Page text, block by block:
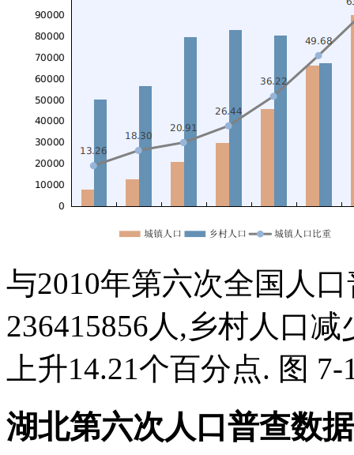
与2010年第六次全国人
236415856人,乡村人口
上升14.21个百分点. 图
湖北第六次人口普查数